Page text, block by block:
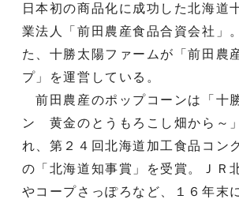
日本初の商品化に成功した北海道
業法人「前田農産食品合資会社」
た、十勝太陽ファームが「前田農
プ」を運営している。
前田農産のポップコーンは「十
ン 黄金のとうもろこし畑から～
れ、第２４回北海道加工食品コン
の「北海道知事賞」を受賞。ＪＲ
やコープさっぽろなど、１６年末